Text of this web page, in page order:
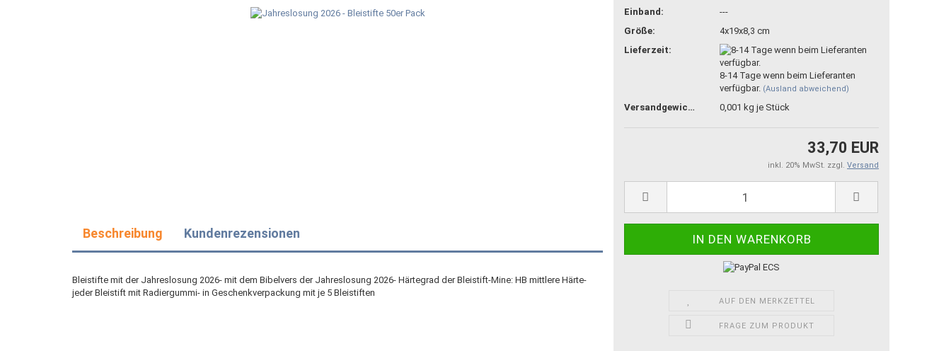
Einband:
---
Größe:
4x19x8,3 cm
Lieferzeit:
8-14 Tage wenn beim Lieferanten
verfügbar. (Ausland abweichend)
Versandgewicht: 0,001 kg je Stück
33,70 EUR
inkl. 20% MwSt. zzgl. Versand
AUF DEN MERKZETTEL
FRAGE ZUM PRODUKT
Beschreibung Kundenrezensionen
Bleistifte mit der Jahreslosung 2026- mit dem Bibelvers der Jahreslosung 2026- Härtegrad der Bleistift-Mine: HB mittlere Härte-
jeder Bleistift mit Radiergummi- in Geschenkverpackung mit je 5 Bleistiften